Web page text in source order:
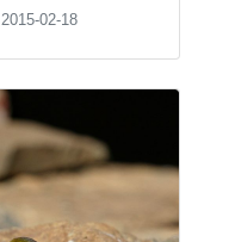
2015-02-18